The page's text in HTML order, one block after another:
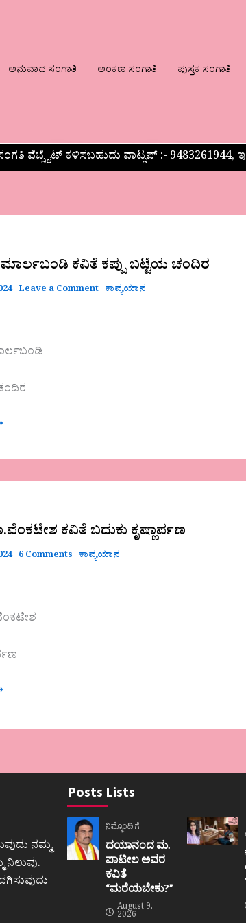
ಅನುವಾದ ಸಂಗಾತಿ ಅಂಕಣ ಸಂಗಾತಿ ಪುಸ್ತಕ ಸಂಗಾತಿ
ವೆಬ್ಸೈಟ್ ಕಳಿಸಬಹುದು ವಾಟ್ಸಪ್‌ :-
ಕವಿತೆ ಕಪ್ಪು ಬಟ್ಟೆಯ ಚಂದಿರ
Leave a Comment ಕಾವ್ಯಯಾನ
ಕವಿತೆ ಬದುಕು ಕೃಷ್ಣಾರ್ಪಣ
6 Comments ಕಾವ್ಯಯಾನ
ನಮ್ಮ
ನಿಲುವು.
Posts Lists
ನಿಮ್ಮೊಂದಿಗೆ
ದಯಾನಂದ ಮ.
ಪಾಟೀಲ ಅವರ
ಕವಿತೆ
“ಮರೆಯಬೇಕು?”
August 9,
2026